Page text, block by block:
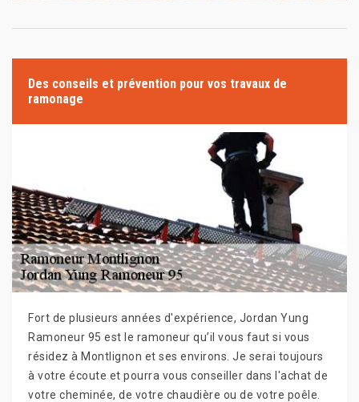
Des conseils et prévention pour vos travaux de
ramonage
Fort de plusieurs années d'expérience, Jordan Yung
Ramoneur 95 est le ramoneur qu’il vous faut si vous
résidez à Montlignon et ses environs. Je serai toujours
à votre écoute et pourra vous conseiller dans l'achat de
votre cheminée, de votre chaudière ou de votre poêle.